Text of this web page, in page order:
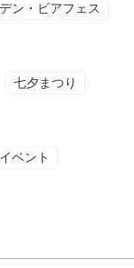
ン・ビアフェス
七夕まつり
ベント